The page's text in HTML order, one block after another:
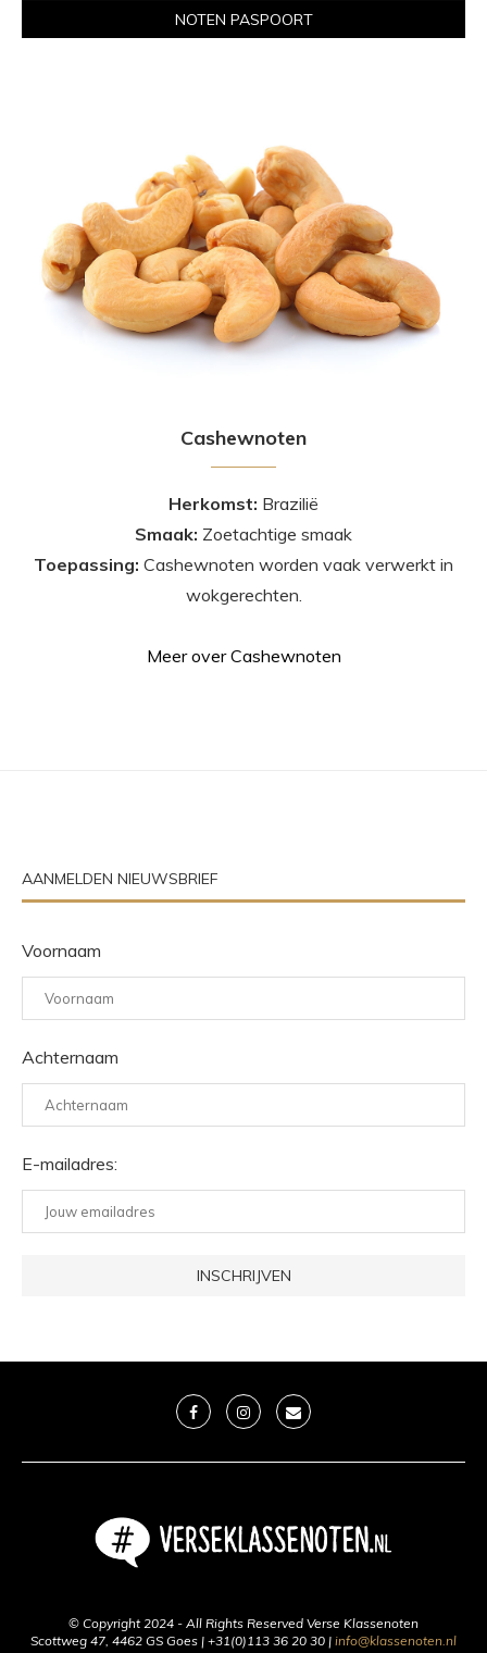
NOTEN PASPOORT
Cashewnoten
Herkomst: Brazilië
Smaak: Zoetachtige smaak
Toepassing: Cashewnoten worden vaak verwerkt in
wokgerechten.
Meer over Cashewnoten
AANMELDEN NIEUWSBRIEF
Voornaam
Achternaam
E-mailadres:
© Copyright 2024 - All Rights Reserved Verse Klassenoten
Scottweg 47, 4462 GS Goes | +31(0)113 36 20 30 | info@klassenoten.nl